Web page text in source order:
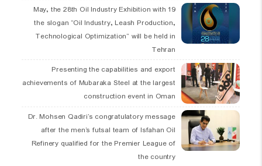
19 May, the 28th Oil Industry Exhibition with
the slogan “Oil Industry, Leash Production,
Technological Optimization” will be held in
Tehran
Presenting the capabilities and export
achievements of Mubaraka Steel at the largest
construction event in Oman
Dr. Mohsen Qadiri’s congratulatory message
after the men’s futsal team of Isfahan Oil
Refinery qualified for the Premier League of
the country